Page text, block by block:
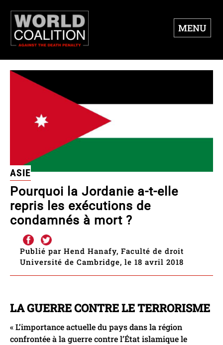
MENU
Pourquoi la Jordanie a-t-elle
repris les exécutions de
condamnés à mort ?
ASIE
Publié par Hend Hanafy, Faculté de droit
Université de Cambridge, le 18 avril 2018
LA GUERRE CONTRE LE TERRORISME
« L’importance actuelle du pays dans la région
confrontée à la guerre contre l’État islamique le